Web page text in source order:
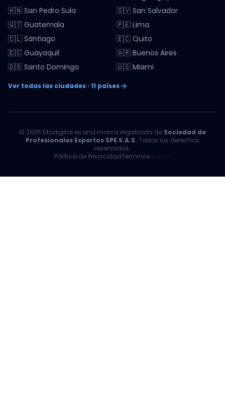
🇭🇳 San Pedro Sula
🇸🇻 San Salvador
🇬🇹 Guatemala
🇵🇪 Lima
🇨🇱 Santiago
🇪🇨 Quito
🇪🇨 Guayaquil
🇦🇷 Buenos Aires
🇩🇴 Santo Domingo
🇺🇸 Miami
Ver todas las ciudades · 11 países
© 2026 btodigital es una marca registrada de Sociedad de
Profesionales Expertos SPE S.A.S. Todos los derechos
reservados.
Política de PrivacidadTérminos